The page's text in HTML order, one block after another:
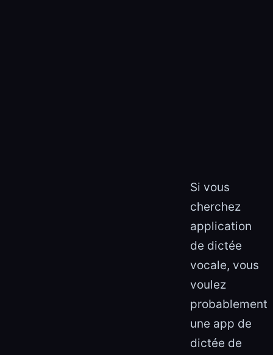
Si vous
cherchez
application
de dictée
vocale, vous
voulez
probablement
une app de
dictée de